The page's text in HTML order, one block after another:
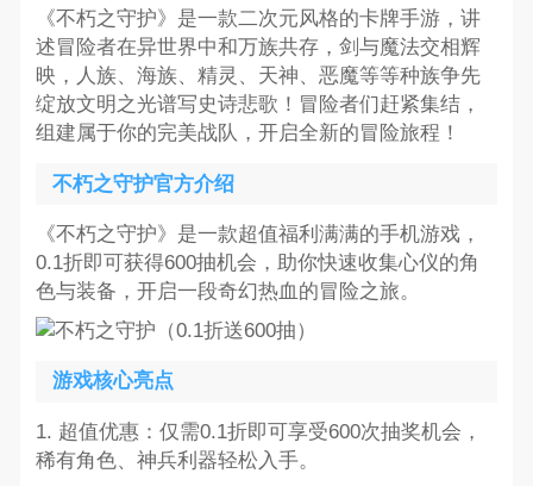
《不朽之守护》是一款二次元风格的卡牌手游，讲
述冒险者在异世界中和万族共存，剑与魔法交相辉
映，人族、海族、精灵、天神、恶魔等等种族争先
绽放文明之光谱写史诗悲歌！冒险者们赶紧集结，
组建属于你的完美战队，开启全新的冒险旅程！
不朽之守护官方介绍
《不朽之守护》是一款超值福利满满的手机游戏，
0.1折即可获得600抽机会，助你快速收集心仪的角
色与装备，开启一段奇幻热血的冒险之旅。
游戏核心亮点
1. 超值优惠：仅需0.1折即可享受600次抽奖机会，
稀有角色、神兵利器轻松入手。